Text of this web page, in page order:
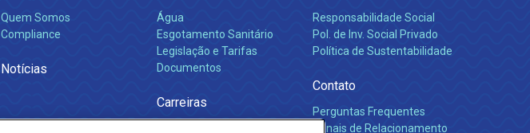
Quem Somos
Compliance
Notícias
Água
Esgotamento Sanitário
Legislação e Tarifas
Documentos
Carreiras
Responsabilidade Social
Pol. de Inv. Social Privado
Política de Sustentabilidade
Contato
Perguntas Frequentes
Canais de Relacionamento